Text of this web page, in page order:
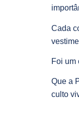
Cada
Foi um
Que a
culto